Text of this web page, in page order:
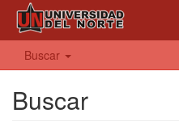
Buscar
Buscar